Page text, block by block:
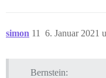
simon 6. Januar 2021
11
Bernstein: